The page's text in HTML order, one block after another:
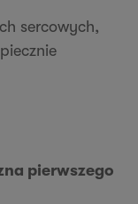
sercowych,
pierwszego